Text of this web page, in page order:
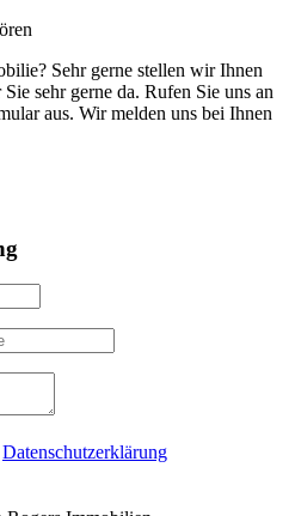
Sehr gerne stellen wir Ihnen
sehr gerne da. Rufen Sie uns an
aus. Wir melden uns bei Ihnen
Datenschutzerklärung